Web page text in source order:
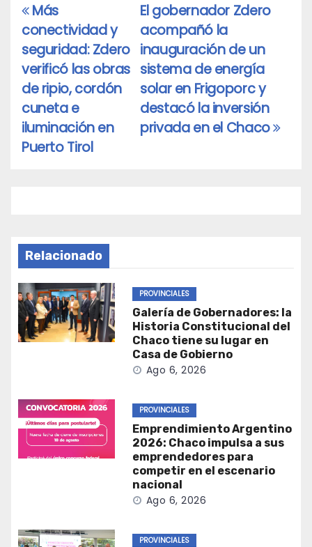
Navegación
de
entradas
El gobernador Zdero
acompañó la
inauguración de un
sistema de energía
solar en Frigoporc y
destacó la inversión
privada en el Chaco
Más
conectividad y
seguridad: Zdero
verificó las obras
de ripio, cordón
cuneta e
iluminación en
Puerto Tirol
Relacionado
PROVINCIALES
Galería de Gobernadores: la
Historia Constitucional del
Chaco tiene su lugar en
Casa de Gobierno
Ago 6, 2026
PROVINCIALES
Emprendimiento Argentino
2026: Chaco impulsa a sus
emprendedores para
competir en el escenario
nacional
Ago 6, 2026
PROVINCIALES